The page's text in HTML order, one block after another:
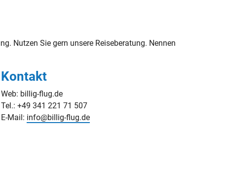
Nutzen Sie gern unsere Reiseberatung. Nennen
Kontakt
Web: billig-flug.de
Tel.: +49 341 221 71 507
E-Mail: info@billig-flug.de